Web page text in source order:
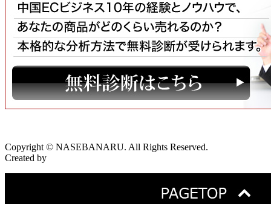
Copyright © NASEBANARU. All Rights Reserved.
Created by